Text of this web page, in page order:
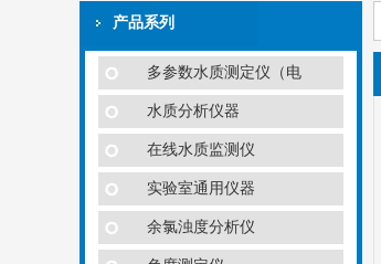
产品系列
多参数水质测定仪（电
水质分析仪器
在线水质监测仪
实验室通用仪器
余氯浊度分析仪